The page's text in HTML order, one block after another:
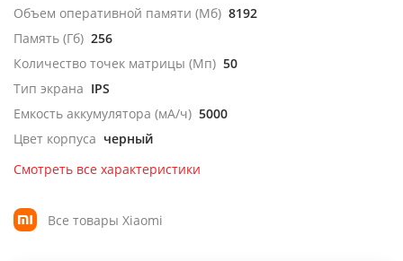
Объем оперативной памяти (Мб) 8192
Память (Гб) 256
Количество точек матрицы (Мп) 50
Тип экрана IPS
Емкость аккумулятора (мА/ч) 5000
Цвет корпуса черный
Смотреть все характеристики
Все товары Xiaomi